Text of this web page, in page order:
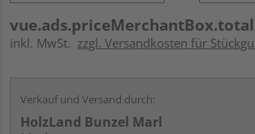
vue.ads.priceMerchantBox.total
inkl. MwSt. zzgl. Versandkosten für
Verkauf und Versand durch:
HolzLand Bunzel Marl